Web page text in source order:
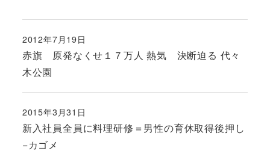
赤旗 原発なくせ１７万人 熱気 決断迫る 代々
木公園
投稿日
2012年7月19日
新入社員全員に料理研修＝男性の育休取得後押し
−カゴメ
投稿日
2015年3月31日